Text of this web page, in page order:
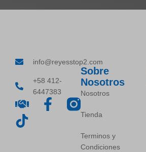
info@reyesstop2.com
+58 412-
6447383
Sobre
Nosotros
Nosotros
Tienda
Terminos y
Condiciones